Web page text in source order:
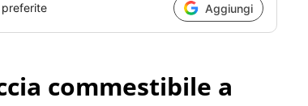
Aggiungi
commestibile a